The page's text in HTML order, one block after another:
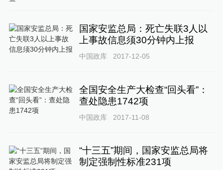
国家安监总局：死亡失联3人以
上事故信息须30分钟内上报
中国政库 2017-12-05
全国安全生产大检查“回头看”：
查处隐患1742项
中国政库 2017-11-08
“十三五”期间，国家安监总局将
制定强制性标准231项